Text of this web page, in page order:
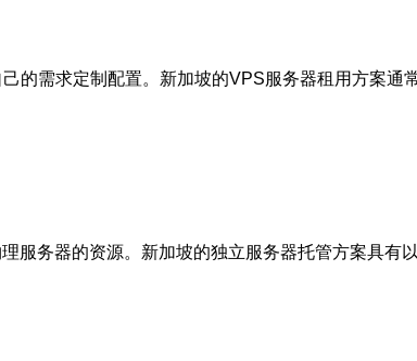
的需求定制配置。新加坡的VPS服务器租用方案通
服务器的资源。新加坡的独立服务器托管方案具有以